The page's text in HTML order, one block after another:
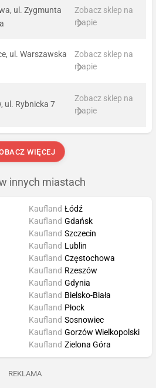
ul. Zygmunta
Zobacz sklep na
mapie
ul. Warszawska
Zobacz sklep na
mapie
ul. Rybnicka 7
Zobacz sklep na
mapie
WIĘCEJ
innych miastach
Kaufland Łódź
Kaufland Gdańsk
Kaufland Szczecin
Kaufland Lublin
Kaufland Częstochowa
Kaufland Rzeszów
Kaufland Gdynia
Kaufland Bielsko-Biała
Kaufland Płock
Kaufland Sosnowiec
Kaufland Gorzów Wielkopolski
Kaufland Zielona Góra
REKLAMA